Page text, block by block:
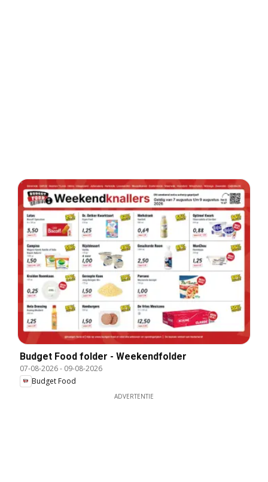
Budget Food folder - Weekendfolder
07-08-2026- 09-08-2026
Budget Food
ADVERTENTIE